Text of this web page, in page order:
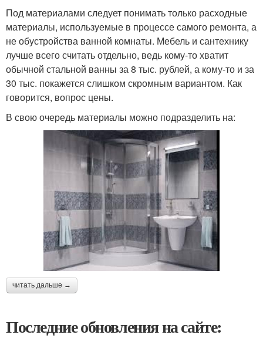
Под материалами следует понимать только расходные
материалы, используемые в процессе самого ремонта, а
не обустройства ванной комнаты. Мебель и сантехнику
лучше всего считать отдельно, ведь кому-то хватит
обычной стальной ванны за 8 тыс. рублей, а кому-то и за
30 тыс. покажется слишком скромным вариантом. Как
говорится, вопрос цены.
В свою очередь материалы можно подразделить на:
читать дальше →
Последние обновления на сайте: